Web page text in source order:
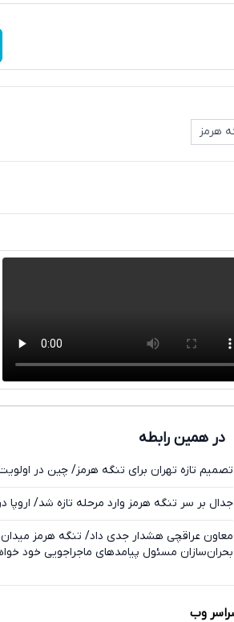
هرمز
در همین رابطه
تصمیم تازه تهران برای تنگه هرمز/ چین در
جدال بر سر تنگه هرمز وارد مرحله تازه شد/ اروپا
معاون عراقچی هشدار جدی داد/ تنگه هرمز
بحران‌سازان مسئول پیامدهای ماجراجویی خود
وب